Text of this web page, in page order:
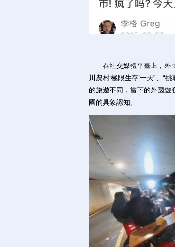
在社交媒體平臺上，外國
川農村‘極限生存’一天”、
的旅遊不同，當下的外國遊
國的具象認知。